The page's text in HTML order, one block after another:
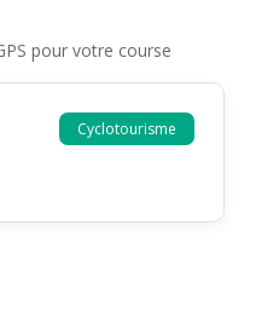
pour votre course
Cyclotourisme